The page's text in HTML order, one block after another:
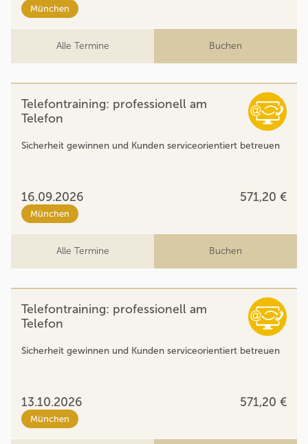
München
Alle Termine Buchen
Telefontraining: professionell am
Telefon
Sicherheit gewinnen und Kunden serviceorientiert betreuen
16.09.2026 571,20 €
München
Alle Termine Buchen
Telefontraining: professionell am
Telefon
Sicherheit gewinnen und Kunden serviceorientiert betreuen
13.10.2026 571,20 €
München